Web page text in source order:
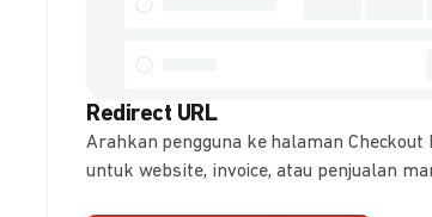
Redirect URL
Arahkan pengguna ke halaman Checkout
untuk website, invoice, atau penjualan